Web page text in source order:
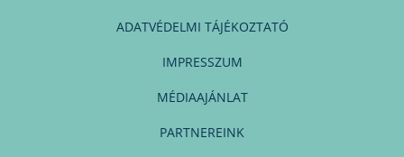
ADATVÉDELMI TÁJÉKOZTATÓ
IMPRESSZUM
MÉDIAAJÁNLAT
PARTNEREINK